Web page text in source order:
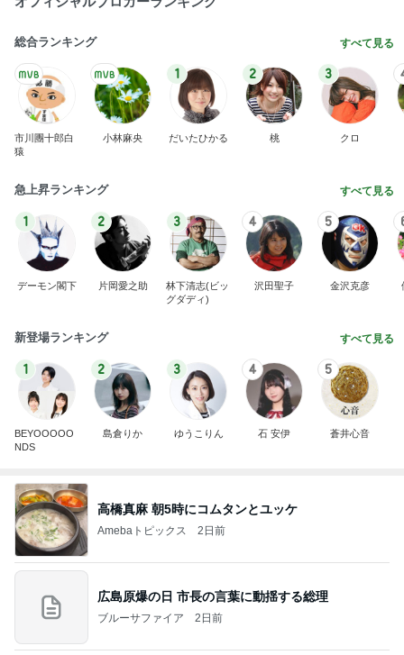
総合ランキング すべて見る
市川團十郎白
猿
小林麻央
1
だいたひかる
2
桃
3
クロ
急上昇ランキング すべて見る
1
デーモン閣下
2
片岡愛之助
3
林下清志(ビッ
グダディ)
4
沢田聖子
5
金沢克彦
新登場ランキング すべて見る
1
BEYOOOOO
NDS
2
島倉りか
3
ゆうこりん
4
石 安伊
5
蒼井心音
高橋真麻 朝5時にコムタンとユッケ
Amebaトピックス 2日前
広島原爆の日 市長の言葉に動揺する総理
ブルーサファイア 2日前